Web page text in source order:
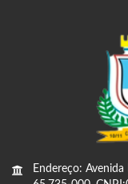
Endereço: